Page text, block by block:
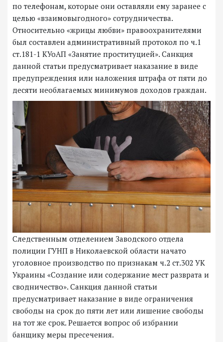
по телефонам, которые они оставляли ему заранее с
целью «взаимовыгодного» сотрудничества.
Относительно «жрицы любви» правоохранителями
был составлен административный протокол по ч.1
ст.181-1 КУоАП «Занятие проституцией». Санкция
данной статьи предусматривает наказание в виде
предупреждения или наложения штрафа от пяти до
десяти необлагаемых минимумов доходов граждан.
Следственным отделением Заводского отдела
полиции ГУНП в Николаевской области начато
уголовное производство по признакам ч.2 ст.302 УК
Украины «Создание или содержание мест разврата и
сводничество». Санкция данной статьи
предусматривает наказание в виде ограничения
свободы на срок до пяти лет или лишение свободы
на тот же срок. Решается вопрос об избрании
банщику меры пресечения.